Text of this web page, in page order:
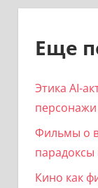
Еще
Этика AI-
Фильмы о
Кино как